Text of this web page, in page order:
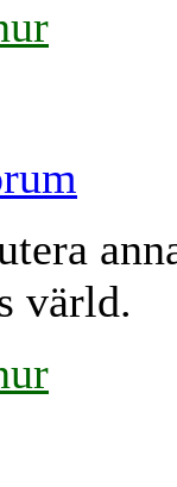
värld.